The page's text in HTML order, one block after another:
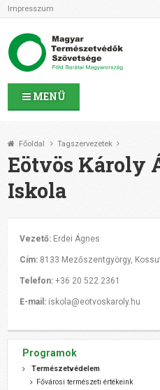
MENÜ
Impresszum
Az MTVSZ-ről
Programok
MTVSZ ügyek és események
Tagszervezetek
Támogatóink
CSATLAKOZZ hozzánk!
Elérhetőségeink
Támogatás
Főoldal Tagszervezetek
Eötvös Károly
Iskola
Vezető: Erdei Ágnes
Cím: 8133 Mezőszentgyörgy,
Telefon:+36 20 522 2361
E-mail: iskola@eotvoskaroly.hu
Programok
Természetvédelem
Fővárosi természeti értékeink